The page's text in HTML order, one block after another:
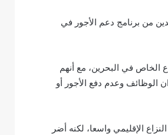
من برنامج دعم الأجور في
الخاص في البحرين، مع أنهم
وعدم دفع الأجور أو
الإقليمي واسعا، لكنه أضر